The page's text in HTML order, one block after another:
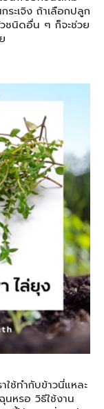
ะเจิง ถ้าเลือกปลูก
ชนิดอื่น ๆ ก็จะช่วย
าใช้ทำกับข้าวนี่แหละ
นหรอ วิธีใช้งาน